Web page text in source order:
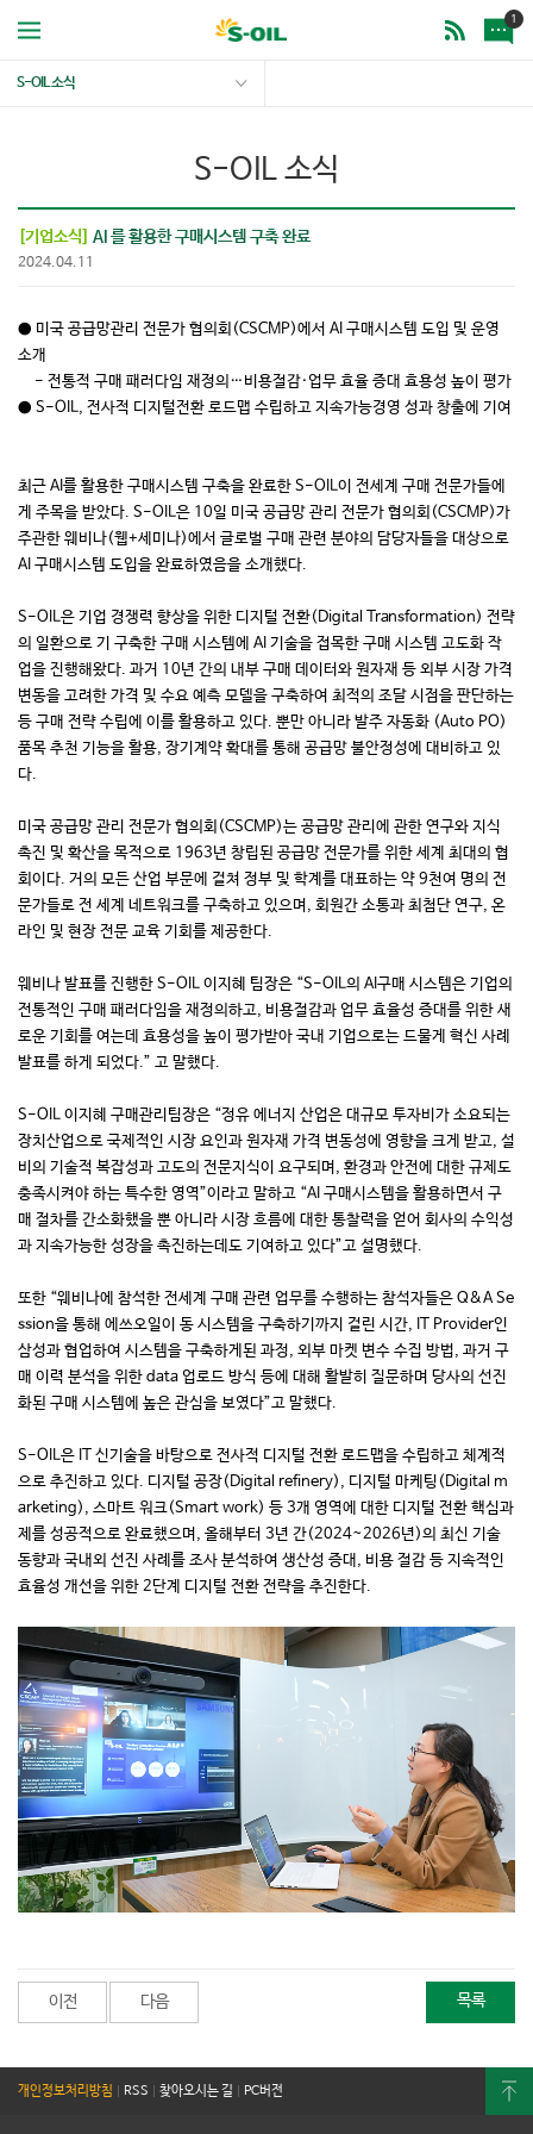
1
S-OIL 소식
S-OIL 소식
[기업소식] AI 를 활용한 구매시스템 구축 완료
2024.04.11
● 미국 공급망관리 전문가 협의회(CSCMP)에서 AI 구매시스템 도입 및 운영
소개
- 전통적 구매 패러다임 재정의…비용절감·업무 효율 증대 효용성 높이 평가
● S-OIL, 전사적 디지털전환 로드맵 수립하고 지속가능경영 성과 창출에 기여
최근 AI를 활용한 구매시스템 구축을 완료한 S-OIL이 전세계 구매 전문가들에
게 주목을 받았다. S-OIL은 10일 미국 공급망 관리 전문가 협의회(CSCMP)가
주관한 웨비나(웹+세미나)에서 글로벌 구매 관련 분야의 담당자들을 대상으로
AI 구매시스템 도입을 완료하였음을 소개했다.
S-OIL은 기업 경쟁력 향상을 위한 디지털 전환(Digital Transformation) 전략
의 일환으로 기 구축한 구매 시스템에 AI 기술을 접목한 구매 시스템 고도화 작
업을 진행해왔다. 과거 10년 간의 내부 구매 데이터와 원자재 등 외부 시장 가격
변동을 고려한 가격 및 수요 예측 모델을 구축하여 최적의 조달 시점을 판단하는
등 구매 전략 수립에 이를 활용하고 있다. 뿐만 아니라 발주 자동화 (Auto PO)
품목 추천 기능을 활용, 장기계약 확대를 통해 공급망 불안정성에 대비하고 있
다.
미국 공급망 관리 전문가 협의회(CSCMP)는 공급망 관리에 관한 연구와 지식
촉진 및 확산을 목적으로 1963년 창립된 공급망 전문가를 위한 세계 최대의 협
회이다. 거의 모든 산업 부문에 걸쳐 정부 및 학계를 대표하는 약 9천여 명의 전
문가들로 전 세계 네트워크를 구축하고 있으며, 회원간 소통과 최첨단 연구, 온
라인 및 현장 전문 교육 기회를 제공한다.
웨비나 발표를 진행한 S-OIL 이지혜 팀장은 “S-OIL의 AI구매 시스템은 기업의
전통적인 구매 패러다임을 재정의하고, 비용절감과 업무 효율성 증대를 위한 새
로운 기회를 여는데 효용성을 높이 평가받아 국내 기업으로는 드물게 혁신 사례
발표를 하게 되었다.” 고 말했다.
S-OIL 이지혜 구매관리팀장은 “정유 에너지 산업은 대규모 투자비가 소요되는
장치산업으로 국제적인 시장 요인과 원자재 가격 변동성에 영향을 크게 받고, 설
비의 기술적 복잡성과 고도의 전문지식이 요구되며, 환경과 안전에 대한 규제도
충족시켜야 하는 특수한 영역”이라고 말하고 “AI 구매시스템을 활용하면서 구
매 절차를 간소화했을 뿐 아니라 시장 흐름에 대한 통찰력을 얻어 회사의 수익성
과 지속가능한 성장을 촉진하는데도 기여하고 있다”고 설명했다.
또한 “웨비나에 참석한 전세계 구매 관련 업무를 수행하는 참석자들은 Q&A Se
ssion을 통해 에쓰오일이 동 시스템을 구축하기까지 걸린 시간, IT Provider인
삼성과 협업하여 시스템을 구축하게된 과정, 외부 마켓 변수 수집 방법, 과거 구
매 이력 분석을 위한 data 업로드 방식 등에 대해 활발히 질문하며 당사의 선진
화된 구매 시스템에 높은 관심을 보였다”고 말했다.
S-OIL은 IT 신기술을 바탕으로 전사적 디지털 전환 로드맵을 수립하고 체계적
으로 추진하고 있다. 디지털 공장(Digital refinery), 디지털 마케팅(Digital m
arketing), 스마트 워크(Smart work) 등 3개 영역에 대한 디지털 전환 핵심과
제를 성공적으로 완료했으며, 올해부터 3년 간(2024~2026년)의 최신 기술
동향과 국내외 선진 사례를 조사 분석하여 생산성 증대, 비용 절감 등 지속적인
효율성 개선을 위한 2단계 디지털 전환 전략을 추진한다.
이전 다음 목록
개인정보처리방침 RSS 찾아오시는 길 PC버전